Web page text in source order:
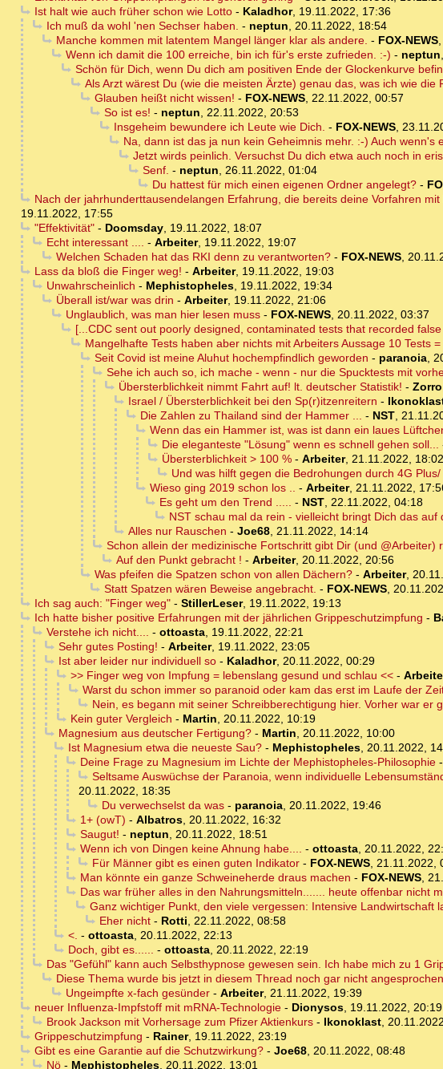
Ist halt wie auch früher schon wie Lotto- Kaladhor, 19.11.2022, 17:36
Ich muß da wohl 'nen Sechser haben. - neptun, 20.11.2022, 18:54
Manche kommen mit latentem Mangel länger klar als andere. - FOX-NEWS,
Wenn ich damit die 100 erreiche, bin ich für's erste zufrieden. :-) - neptun,
Schön für Dich, wenn Du dich am positiven Ende der Glockenkurve
Als Arzt wärest Du (wie die meisten Ärzte) genau das, was ich wie die
Glauben heißt nicht wissen! - FOX-NEWS, 22.11.2022, 00:57
So ist es! - neptun, 22.11.2022, 20:53
Insgeheim bewundere ich Leute wie Dich. - FOX-NEWS,
Na, dann ist das ja nun kein Geheimnis mehr. :-) Auch wenn's
Jetzt wirds peinlich. Versuchst Du dich etwa auch noch in
Senf. - neptun, 26.11.2022, 01:04
Du hattest für mich einen eigenen Ordner angelegt?-
Nach der jahrhunderttausendelangen Erfahrung, die bereits deine Vorfahren
19.11.2022, 17:55
"Effektivität"- Doomsday, 19.11.2022, 18:07
Echt interessant .... - Arbeiter, 19.11.2022, 19:07
Welchen Schaden hat das RKI denn zu verantworten?- FOX-NEWS,
Lass da bloß die Finger weg! - Arbeiter, 19.11.2022, 19:03
Unwahrscheinlich - Mephistopheles, 19.11.2022, 19:34
Überall ist/war was drin - Arbeiter, 19.11.2022, 21:06
Unglaublich, was man hier lesen muss- FOX-NEWS, 20.11.2022, 03:37
[...CDC sent out poorly designed, contaminated tests that recorded
Mangelhafte Tests haben aber nichts mit Arbeiters Aussage 10 Tests
Seit Covid ist meine Aluhut hochempfindlich geworden - paranoia,
Sehe ich auch so, ich mache - wenn - nur die Spucktests mit
Übersterblichkeit nimmt Fahrt auf! lt. deutscher Statistik! - Zorro
Israel / Übersterblichkeit bei den Sp(r)itzenreitern -
Die Zahlen zu Thailand sind der Hammer ... - NST,
Wenn das ein Hammer ist, was ist dann ein laues
Die eleganteste "Lösung" wenn es schnell gehen soll...
Übersterblichkeit > 100 %- Arbeiter, 21.11.2022, 18:02
Und was hilft gegen die Bedrohungen durch 4G Plus/
Wieso ging 2019 schon los .. - Arbeiter, 21.11.2022,
Es geht um den Trend ..... - NST, 22.11.2022, 04:18
NST schau mal da rein - vielleicht bringt Dich das auf
Alles nur Rauschen - Joe68, 21.11.2022, 14:14
Schon allein der medizinische Fortschritt gibt Dir (und @Arbeiter)
Auf den Punkt gebracht ! - Arbeiter, 20.11.2022, 20:56
Was pfeifen die Spatzen schon von allen Dächern?- Arbeiter,
Statt Spatzen wären Beweise angebracht. - FOX-NEWS,
Ich sag auch: "Finger weg"- StillerLeser, 19.11.2022, 19:13
Ich hatte bisher positive Erfahrungen mit der jährlichen Grippeschutzimpfung -
Verstehe ich nicht.... - ottoasta, 19.11.2022, 22:21
Sehr gutes Posting! - Arbeiter, 19.11.2022, 23:05
Ist aber leider nur individuell so- Kaladhor, 20.11.2022, 00:29
>> Finger weg von Impfung = lebenslang gesund und schlau <<-
Warst du schon immer so paranoid oder kam das erst im Laufe der
Nein, es begann mit seiner Schreibberechtigung hier. Vorher war er
Kein guter Vergleich - Martin, 20.11.2022, 10:19
Magnesium aus deutscher Fertigung?- Martin, 20.11.2022, 10:00
Ist Magnesium etwa die neueste Sau?- Mephistopheles, 20.11.2022,
Deine Frage zu Magnesium im Lichte der Mephistopheles-Philosophie-
Seltsame Auswüchse der Paranoia, wenn individuelle
20.11.2022, 18:35
Du verwechselst da was- paranoia, 20.11.2022, 19:46
1+ (owT) - Albatros, 20.11.2022, 16:32
Saugut! - neptun, 20.11.2022, 18:51
Wenn ich von Dingen keine Ahnung habe.... - ottoasta, 20.11.2022,
Für Männer gibt es einen guten Indikator- FOX-NEWS, 21.11.2022,
Man könnte ein ganze Schweineherde draus machen - FOX-NEWS,
Das war früher alles in den Nahrungsmitteln....... heute offenbar nicht
Ganz wichtiger Punkt, den viele vergessen: Intensive Landwirtschaft
Eher nicht- Rotti, 22.11.2022, 08:58
<. - ottoasta, 20.11.2022, 22:13
Doch, gibt es...... - ottoasta, 20.11.2022, 22:19
Das "Gefühl" kann auch Selbsthypnose gewesen sein. Ich habe mich zu 1
Diese Thema wurde bis jetzt in diesem Thread noch gar nicht angesprochen
Ungeimpfte x-fach gesünder- Arbeiter, 21.11.2022, 19:39
neuer Influenza-Impfstoff mit mRNA-Technologie- Dionysos, 19.11.2022, 20:19
Brook Jackson mit Vorhersage zum Pfizer Aktienkurs- Ikonoklast,
Grippeschutzimpfung - Rainer, 19.11.2022, 23:19
Gibt es eine Garantie auf die Schutzwirkung?- Joe68, 20.11.2022, 08:48
Nö- Mephistopheles, 20.11.2022, 13:01